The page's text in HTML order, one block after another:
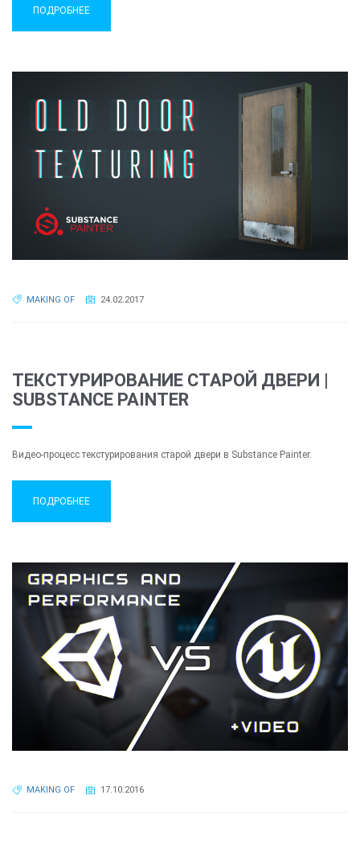
ПОДРОБНЕЕ
MAKING OF 24.02.2017
ТЕКСТУРИРОВАНИЕ СТАРОЙ ДВЕРИ |
SUBSTANCE PAINTER
Видео-процесс текстурирования старой двери в Substance Painter.
ПОДРОБНЕЕ
MAKING OF 17.10.2016